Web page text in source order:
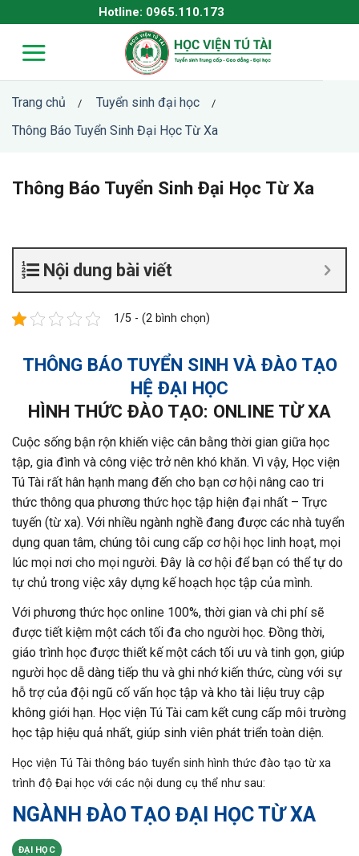
to
content
Hotline: 0965.110.173
Trang chủ / Tuyển sinh đại học /
Thông Báo Tuyển Sinh Đại Học Từ Xa
Thông Báo Tuyển Sinh Đại Học Từ Xa
Nội dung bài viết
1/5 - (2 bình chọn)
THÔNG BÁO TUYỂN SINH VÀ ĐÀO TẠO
HỆ ĐẠI HỌC
HÌNH THỨC ĐÀO TẠO: ONLINE TỪ XA
Cuộc sống bận rộn khiến việc cân bằng thời gian giữa học
tập, gia đình và công việc trở nên khó khăn. Vì vậy, Học viện
Tú Tài rất hân hạnh mang đến cho bạn cơ hội nâng cao tri
thức thông qua phương thức học tập hiện đại nhất – Trực
tuyến (từ xa). Với nhiều ngành nghề đang được các nhà tuyển
dụng quan tâm, chúng tôi cung cấp cơ hội học linh hoạt, mọi
lúc mọi nơi cho mọi người. Đây là cơ hội để bạn có thể tự do
tự chủ trong việc xây dựng kế hoạch học tập của mình.
Với phương thức học online 100%, thời gian và chi phí sẽ
được tiết kiệm một cách tối đa cho người học. Đồng thời,
giáo trình học được thiết kế một cách tối ưu và tinh gọn, giúp
người học dễ dàng tiếp thu và ghi nhớ kiến thức, cùng với sự
hỗ trợ của đội ngũ cố vấn học tập và kho tài liệu truy cập
không giới hạn. Học viện Tú Tài cam kết cung cấp môi trường
học tập hiệu quả nhất, giúp sinh viên phát triển toàn diện.
Học viện Tú Tài thông báo tuyển sinh hình thức đào tạo từ xa
trình độ Đại học với các nội dung cụ thể như sau:
NGÀNH ĐÀO TẠO ĐẠI HỌC TỪ XA
ĐẠI HỌC